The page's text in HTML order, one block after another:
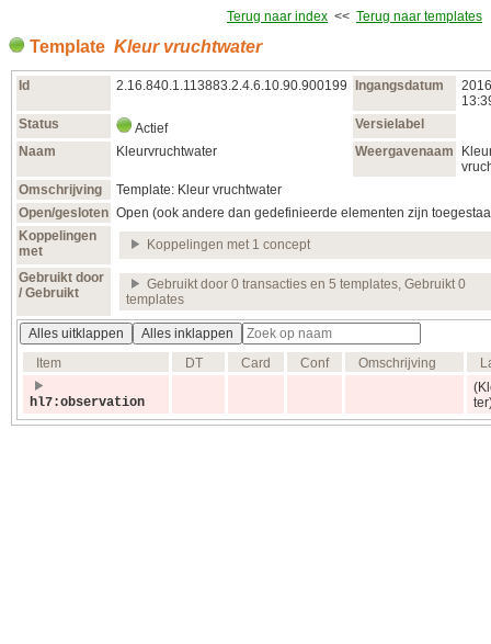
Terug naar index << Terug naar templates
Template Kleur vruchtwater
Id 2.16.840.1.113883.2.4.6.10.90.900199 Ingangsdatum
Status
Actief
Versielabel
Naam
Kleurvruchtwater Weergavenaam
Omschrijving
Template: Kleur vruchtwater
Open/gesloten Open (ook andere dan gedefinieerde elementen zijn
Koppelingen
met
Koppelingen met 1 concept
Gebruikt door
/ Gebruikt
Gebruikt door 0 transacties en 5 templates, Gebruikt 0
templates
Alles uitklappen
Alles inklappen
Item
DT Card Conf Omschrijving
hl7:observation